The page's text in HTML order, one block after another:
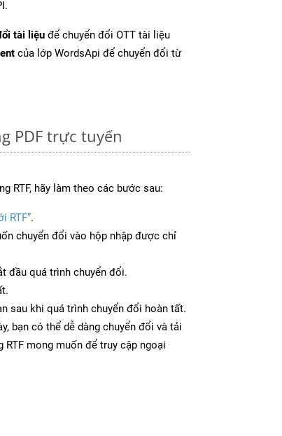
tài liệu để chuyển đổi OTT tài liệu
của lớp WordsApi để chuyển đổi từ
PDF trực tuyến
RTF, hãy làm theo các bước sau:
RTF”.
chuyển đổi vào hộp nhập được chỉ
đầu quá trình chuyển đổi.
sau khi quá trình chuyển đổi hoàn tất.
bạn có thể dễ dàng chuyển đổi và tải
mong muốn để truy cập ngoại